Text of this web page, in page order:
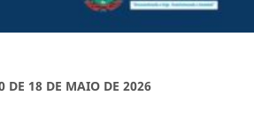
DE 18 DE MAIO DE 2026